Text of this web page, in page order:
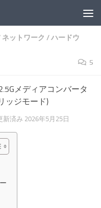
ネットワーク /ハードウ
5
メディアコンバータ
ッジモード)
新済み 2026年5月25日